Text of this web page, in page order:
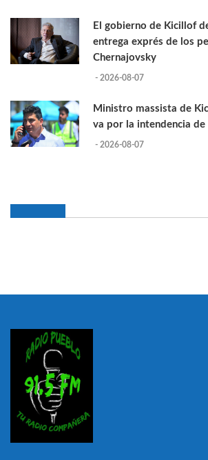
El gobierno de Kicillof
entrega exprés de los
Chernajovsky
- 2026-08-07
Ministro massista de
va por la intendencia
- 2026-08-07